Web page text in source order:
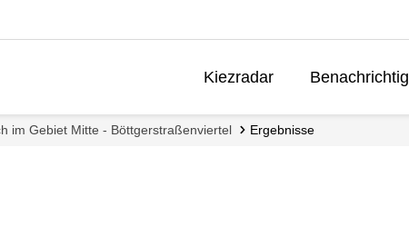
Kiezradar
im Gebiet Mitte - Böttgerstraßenviertel Ergebnisse